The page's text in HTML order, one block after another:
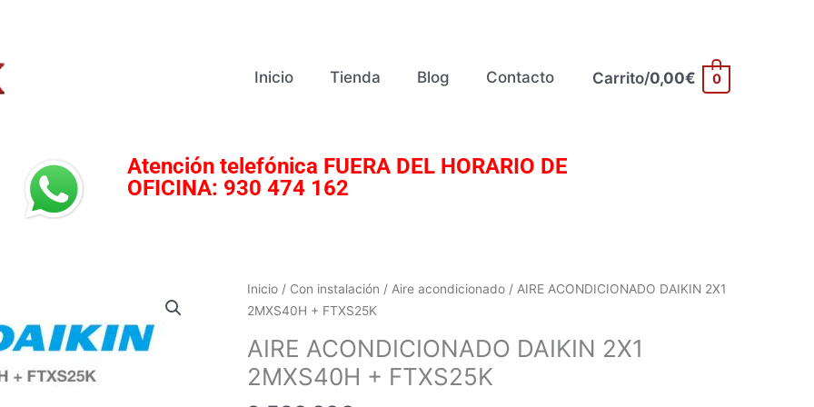
Inicio Tienda Blog Contacto Carrito/0,00€ 0
Atención telefónica FUERA DEL HORARIO DE
OFICINA: 930 474 162
Inicio / Con instalación / Aire acondicionado / AIRE ACONDICIONADO DAIKIN 2X1
2MXS40H + FTXS25K
AIRE ACONDICIONADO DAIKIN 2X1
2MXS40H + FTXS25K
AIRE
ACONDICIONADO
2X1
2MXS40H